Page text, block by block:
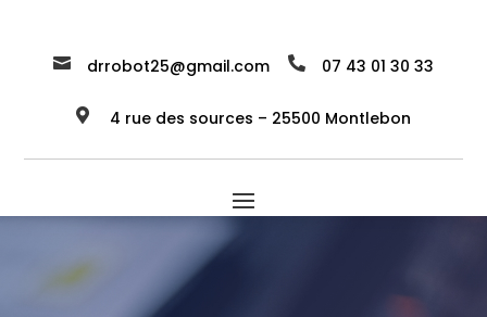
 drrobot25@gmail.com  07 43 01 30 33
 4 rue des sources – 25500 Montlebon